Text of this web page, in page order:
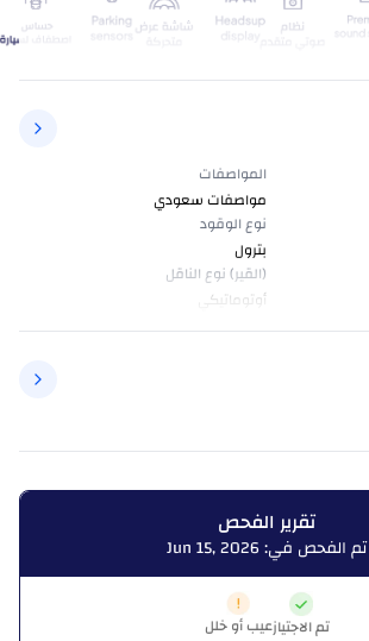
المواصفات
مواصفات سعودي
نوع الوقود
بترول
(القير) نوع الناقل
أوتوماتيكي
تقرير الفحص
تم الفحص في: Jun 15, 2026
تم الاجتيازعيب أو خلل